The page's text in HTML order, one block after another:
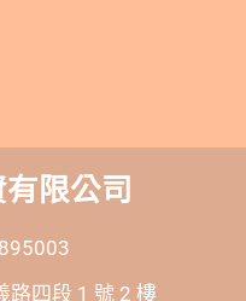
限公司
路四段 1 號 2 樓